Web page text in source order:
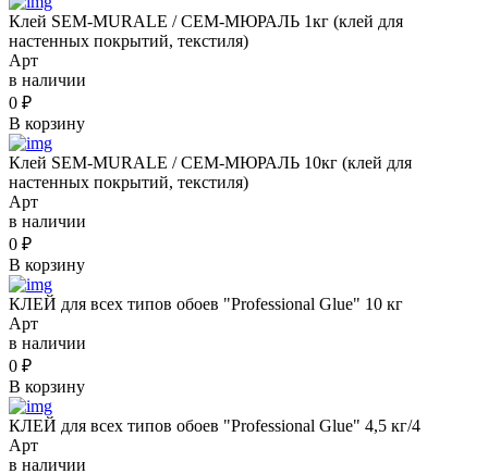
Клей SEM-MURALE / СЕМ-МЮРАЛЬ 1кг (клей для
настенных покрытий, текстиля)
Арт
в наличии
0 ₽
В корзину
Клей SEM-MURALE / СЕМ-МЮРАЛЬ 10кг (клей для
настенных покрытий, текстиля)
Арт
в наличии
0 ₽
В корзину
КЛЕЙ для всех типов обоев "Professional Glue" 10 кг
Арт
в наличии
0 ₽
В корзину
КЛЕЙ для всех типов обоев "Professional Glue" 4,5 кг/4
Арт
в наличии